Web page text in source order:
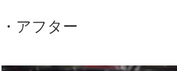
アフター